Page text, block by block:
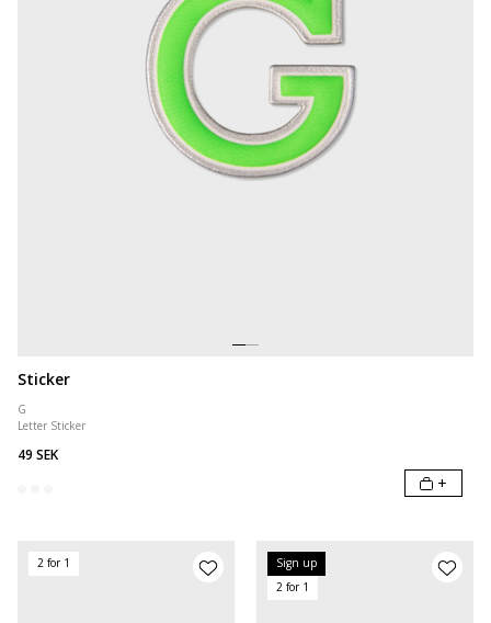
Sticker
G
Letter Sticker
49 SEK
+
2 for 1
Sign up
2 for 1